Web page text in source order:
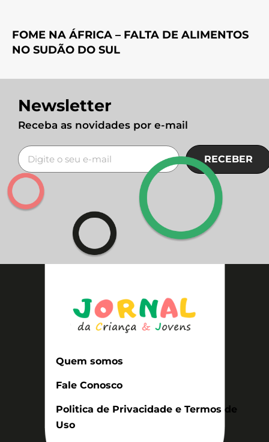
FOME NA ÁFRICA – FALTA DE ALIMENTOS
NO SUDÃO DO SUL
Newsletter
Receba as novidades por e-mail
RECEBER
Quem somos
Fale Conosco
Politica de Privacidade e Termos de
Uso